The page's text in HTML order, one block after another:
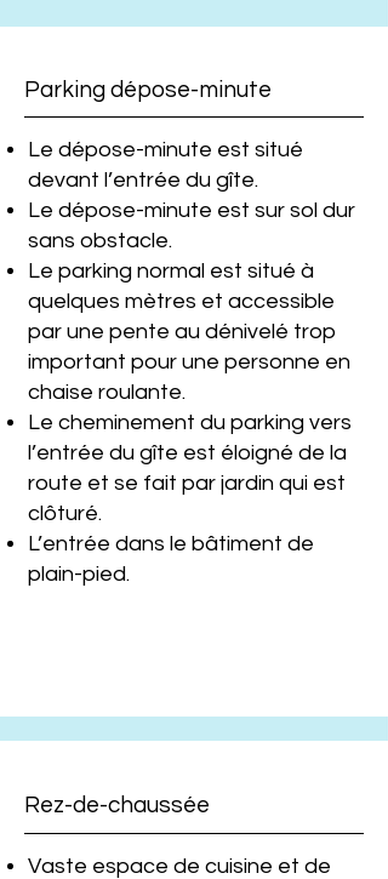
Parking dépose-minute
Le dépose-minute est situé
devant l’entrée du gîte.
Le dépose-minute est sur sol dur
sans obstacle.
Le parking normal est situé à
quelques mètres et accessible
par une pente au dénivelé trop
important pour une personne en
chaise roulante.
Le cheminement du parking vers
l’entrée du gîte est éloigné de la
route et se fait par jardin qui est
clôturé.
L’entrée dans le bâtiment de
plain-pied.
Rez-de-chaussée
Vaste espace de cuisine et de